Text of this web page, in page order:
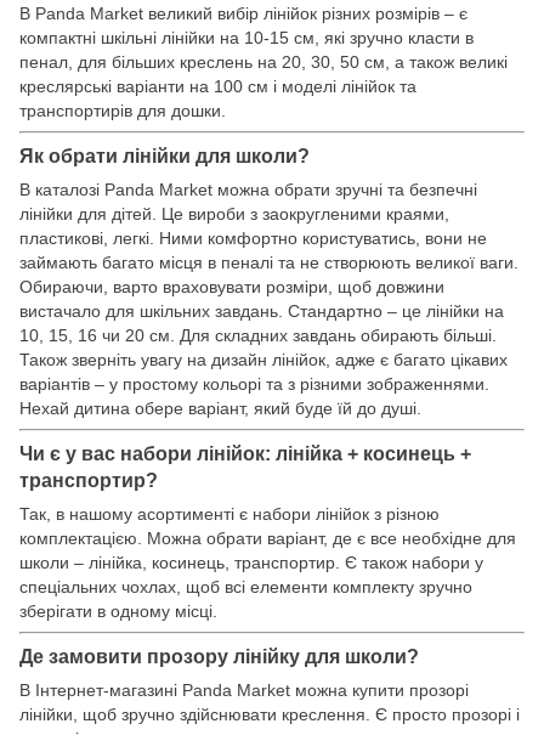
В Panda Market великий вибір лінійок різних розмірів – є
компактні шкільні лінійки на 10-15 см, які зручно класти в
пенал, для більших креслень на 20, 30, 50 см, а також великі
креслярські варіанти на 100 см і моделі лінійок та
транспортирів для дошки.
Як обрати лінійки для школи?
В каталозі Panda Market можна обрати зручні та безпечні
лінійки для дітей. Це вироби з заокругленими краями,
пластикові, легкі. Ними комфортно користуватись, вони не
займають багато місця в пеналі та не створюють великої ваги.
Обираючи, варто враховувати розміри, щоб довжини
вистачало для шкільних завдань. Стандартно – це лінійки на
10, 15, 16 чи 20 см. Для складних завдань обирають більші.
Також зверніть увагу на дизайн лінійок, адже є багато цікавих
варіантів – у простому кольорі та з різними зображеннями.
Нехай дитина обере варіант, який буде їй до душі.
Чи є у вас набори лінійок: лінійка + косинець +
транспортир?
Так, в нашому асортименті є набори лінійок з різною
комплектацією. Можна обрати варіант, де є все необхідне для
школи – лінійка, косинець, транспортир. Є також набори у
спеціальних чохлах, щоб всі елементи комплекту зручно
зберігати в одному місці.
Де замовити прозору лінійку для школи?
В Інтернет-магазині Panda Market можна купити прозорі
лінійки, щоб зручно здійснювати креслення. Є просто прозорі і